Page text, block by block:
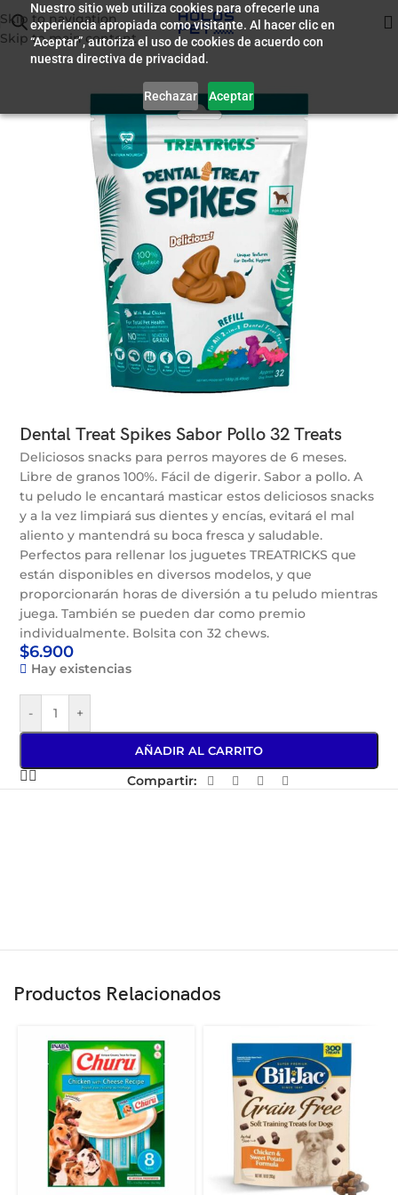
Nuestro sitio web utiliza cookies para ofrecerle una
experiencia apropiada como visitante. Al hacer clic en
“Aceptar”, autoriza el uso de cookies de acuerdo con
nuestra directiva de privacidad.
Rechazar Aceptar
Skip to navigation
Skip to main content
Inicio/ Premio para Perros
Dental Treat Spikes Sabor Pollo 32 Treats
Deliciosos snacks para perros mayores de 6 meses.
Libre de granos 100%. Fácil de digerir. Sabor a pollo. A
tu peludo le encantará masticar estos deliciosos snacks
y a la vez limpiará sus dientes y encías, evitará el mal
aliento y mantendrá su boca fresca y saludable.
Perfectos para rellenar los juguetes TREATRICKS que
están disponibles en diversos modelos, y que
proporcionarán horas de diversión a tu peludo mientras
juega. También se pueden dar como premio
individualmente. Bolsita con 32 chews.
$6.900
Hay existencias
- +
AÑADIR AL CARRITO
Compartir:
Productos Relacionados